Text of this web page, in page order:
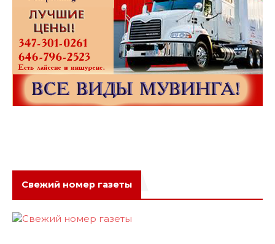
Свежий номер газеты